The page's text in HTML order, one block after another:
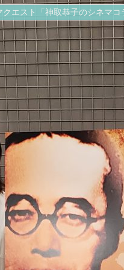
クエスト「神取恭子のシネマコ